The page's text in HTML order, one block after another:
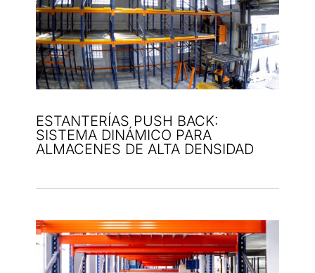
ESTANTERÍAS PUSH BACK:
SISTEMA DINÁMICO PARA
ALMACENES DE ALTA DENSIDAD